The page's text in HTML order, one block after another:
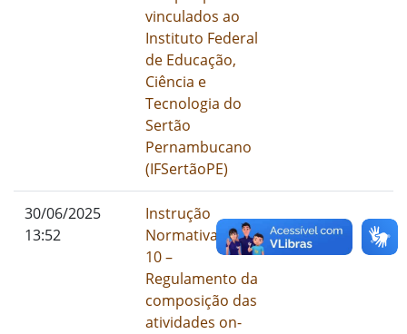
vinculados ao
Instituto Federal
de Educação,
Ciência e
Tecnologia do
Sertão
Pernambucano
(IFSertãoPE)
30/06/2025
13:52
Instrução
Normativa N°
10 –
Regulamento da
composição das
atividades on-